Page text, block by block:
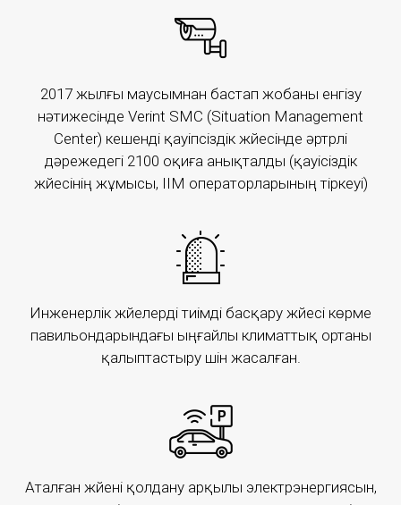
2017 жылғы маусымнан бастап жобаны енгізу
нәтижесінде Verint SMC (Situation Management
Center) кешенді қауіпсіздік жүйесінде әртүрлі
дәрежедегі 2100 оқиға анықталды (қауісіздік
жүйесінің жұмысы, ІІМ операторларының тіркеуі)
Инженерлік жүйелерді тиімді басқару жүйесі көрме
павильондарындағы ыңғайлы климаттық ортаны
қалыптастыру үшін жасалған.
Аталған жүйені қолдану арқылы электрэнергиясын,
«АҚБЖ»
заманауи және функциональды құралдармен
анықтауды және болдырмауды қамтамасыз ететін
сервис.
Толығырақ
B2C серіктестері